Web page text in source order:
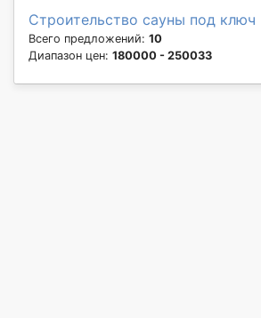
Строительство сауны под ключ
Всего предложений: 10
Диапазон цен: 180000 - 250033